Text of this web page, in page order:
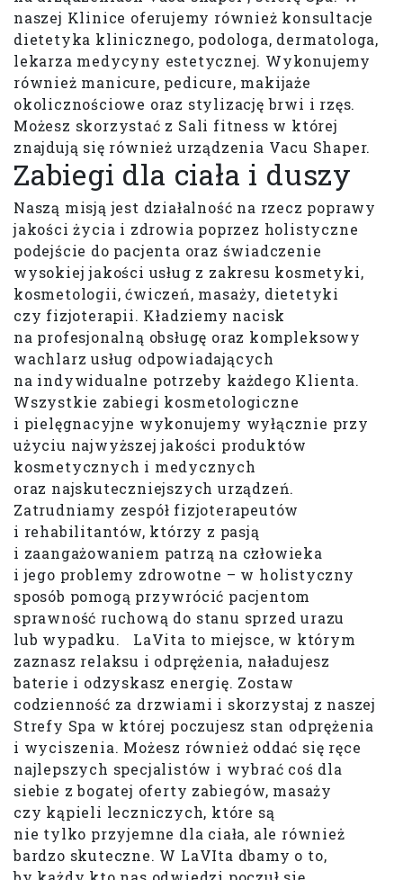
naszej Klinice oferujemy również konsultacje
dietetyka klinicznego, podologa, dermatologa,
lekarza medycyny estetycznej. Wykonujemy
również manicure, pedicure, makijaże
okolicznościowe oraz stylizację brwi i rzęs.
Możesz skorzystać z Sali fitness w której
znajdują się również urządzenia Vacu Shaper.
Zabiegi dla ciała i duszy
Naszą misją jest działalność na rzecz poprawy
jakości życia i zdrowia poprzez holistyczne
podejście do pacjenta oraz świadczenie
wysokiej jakości usług z zakresu kosmetyki,
kosmetologii, ćwiczeń, masaży, dietetyki
czy fizjoterapii. Kładziemy nacisk
na profesjonalną obsługę oraz kompleksowy
wachlarz usług odpowiadających
na indywidualne potrzeby każdego Klienta.
Wszystkie zabiegi kosmetologiczne
i pielęgnacyjne wykonujemy wyłącznie przy
użyciu najwyższej jakości produktów
kosmetycznych i medycznych
oraz najskuteczniejszych urządzeń.
Zatrudniamy zespół fizjoterapeutów
i rehabilitantów, którzy z pasją
i zaangażowaniem patrzą na człowieka
i jego problemy zdrowotne – w holistyczny
sposób pomogą przywrócić pacjentom
sprawność ruchową do stanu sprzed urazu
lub wypadku. LaVita to miejsce, w którym
zaznasz relaksu i odprężenia, naładujesz
baterie i odzyskasz energię. Zostaw
codzienność za drzwiami i skorzystaj z naszej
Strefy Spa w której poczujesz stan odprężenia
i wyciszenia. Możesz również oddać się ręce
najlepszych specjalistów i wybrać coś dla
siebie z bogatej oferty zabiegów, masaży
czy kąpieli leczniczych, które są
nie tylko przyjemne dla ciała, ale również
bardzo skuteczne. W LaVIta dbamy o to,